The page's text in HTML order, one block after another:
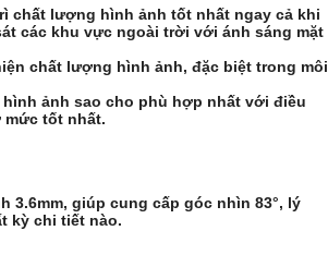
chất lượng hình ảnh tốt nhất ngay cả khi
các khu vực ngoài trời với ánh sáng mặt
chất lượng hình ảnh, đặc biệt trong môi
ảnh sao cho phù hợp nhất với điều
mức tốt nhất.
3.6mm, giúp cung cấp góc nhìn 83°, lý
kỳ chi tiết nào.